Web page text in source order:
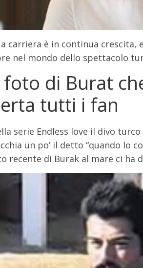
carriera è in continua crescita,
nel mondo dello spettacolo
foto di Burat
tutti i fan
serie Endless love il divo
un po’ il detto “quando lo
recente di Burak al mare ci ha